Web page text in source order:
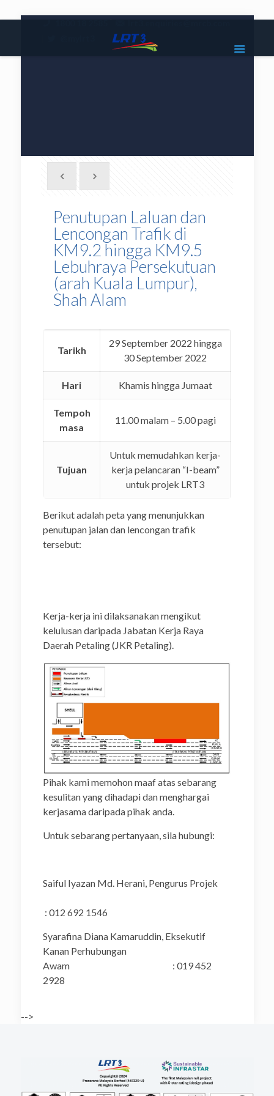
|
Penutupan Laluan dan
Lencongan Trafik di
KM9.2 hingga KM9.5
Lebuhraya Persekutuan
(arah Kuala Lumpur),
Shah Alam
Tarikh
29 September 2022 hingga
30 September 2022
Hari Khamis hingga Jumaat
Tempoh
masa
11.00 malam – 5.00 pagi
Tujuan
Untuk memudahkan kerja-
kerja pelancaran “I-beam”
untuk projek LRT3
Berikut adalah peta yang menunjukkan
penutupan jalan dan lencongan trafik
tersebut:
Kerja-kerja ini dilaksanakan mengikut
kelulusan daripada Jabatan Kerja Raya
Daerah Petaling (JKR Petaling).
Pihak kami memohon maaf atas sebarang
kesulitan yang dihadapi dan menghargai
kerjasama daripada pihak anda.
Untuk sebarang pertanyaan, sila hubungi:
Saiful Iyazan Md. Herani, Pengurus Projek
: 012 692 1546
Syarafina Diana Kamaruddin, Eksekutif
Kanan Perhubungan
Awam : 019 452
2928
-->